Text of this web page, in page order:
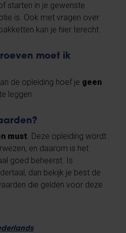
starten in je gewenste
is. Ook met vragen over
kan je hier terecht.
moet ik
de opleiding hoef je geen
leggen.
must. Deze opleiding wordt
en daarom is het
goed beheerst. Is
dan bekijk je best de
die gelden voor deze